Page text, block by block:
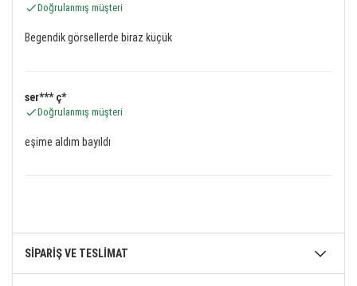
Doğrulanmış müşteri
Begendik görsellerde biraz küçük
ser*** ç*
Doğrulanmış müşteri
eşime aldım bayıldı
SİPARİŞ VE TESLİMAT